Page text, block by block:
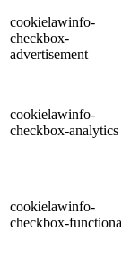
cookielawinfo-
checkbox-
advertisement
cookielawinfo-
checkbox-analytics
cookielawinfo-
checkbox-